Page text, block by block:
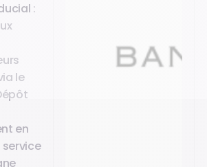
:
le
en
service